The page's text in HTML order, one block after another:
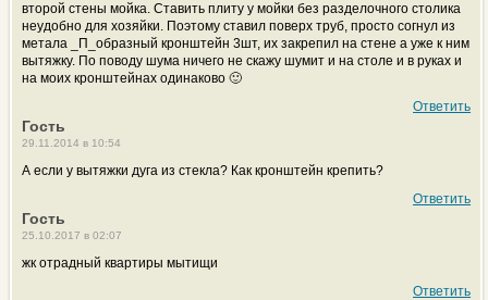
второй стены мойка. Ставить плиту у мойки без разделочного столика
неудобно для хозяйки. Поэтому ставил поверх труб, просто согнул из
метала _П_образный кронштейн 3шт, их закрепил на стене а уже к ним
вытяжку. По поводу шума ничего не скажу шумит и на столе и в руках и
на моих кронштейнах одинаково 🙂
Ответить
Гость
29.11.2014 в 10:54
А если у вытяжки дуга из стекла? Как кронштейн крепить?
Ответить
Гость
25.10.2017 в 02:07
жк отрадный квартиры мытищи
Ответить